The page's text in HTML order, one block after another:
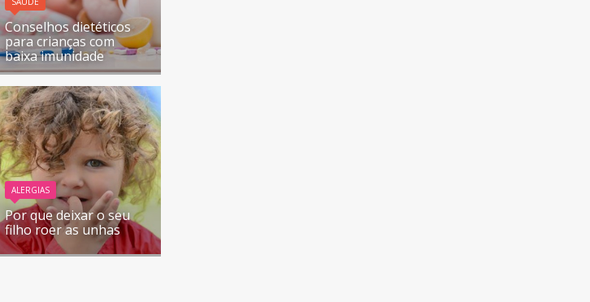
Conselhos dietéticos
para crianças com
baixa imunidade
ALERGIAS
Por que deixar o seu
filho roer as unhas